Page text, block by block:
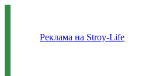
Реклама на Stroy-Life